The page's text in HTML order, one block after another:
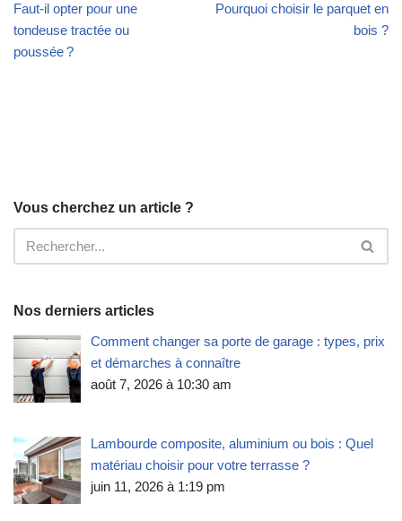
Faut-il opter pour une
tondeuse tractée ou
poussée ?
Pourquoi choisir le parquet en
bois ?
Vous cherchez un article ?
Nos derniers articles
Comment changer sa porte de garage : types, prix
et démarches à connaître
août 7, 2026 à 10:30 am
Lambourde composite, aluminium ou bois : Quel
matériau choisir pour votre terrasse ?
juin 11, 2026 à 1:19 pm